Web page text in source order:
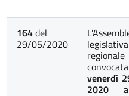
164del
29/05/2020 legislativa
venerdì
2020